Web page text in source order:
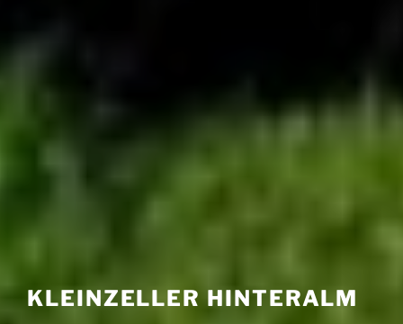
KLEINZELLER HINTERALM